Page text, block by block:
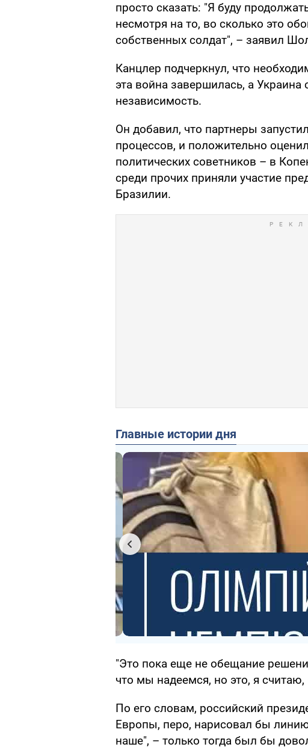
просто сказать: "Я буду
несмотря на то, во сколько это
собственных солдат", – заявил
Канцлер подчеркнул, что
эта война завершилась, а
независимость.
Он добавил, что партнеры
процессов, и положительно
политических советников – в
среди прочих приняли участие
Бразилии.
Главные истории дня
"Это пока еще не обещание
что мы надеемся, но это, я
По его словам, российский
Европы, перо, нарисовал бы
наше", – только тогда был бы